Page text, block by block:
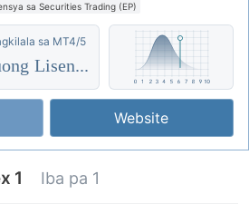
sa Securities Trading (EP)
buong lisensya ng MT5
Pandaigdigang negosyo
sa Labi
sa MT4/5
Buong Lisensya
Website
1 Iba pa 1